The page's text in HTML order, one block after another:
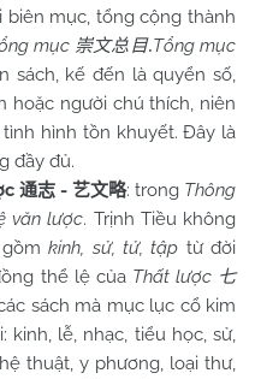
biên mục, tổng cộng thành
mục 崇文总目.Tổng mục
sách, kế đến là quyển số,
hoặc người chú thích, niên
hình tồn khuyết. Đây là
đầy đủ.
通志 - 艺文略: trong Thông
văn lược. Trịnh Tiều không
gồmkinh, sử, tử, tập từ đời
thể lệ của Thất lược 七
sách mà mục lục cổ kim
kinh, lễ, nhạc, tiểu học, sử,
thuật, y phương, loại thư,